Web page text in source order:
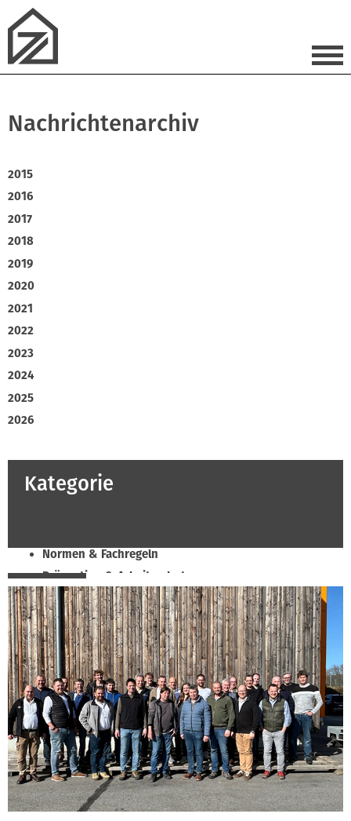
Nachrichtenarchiv
2015
2016
2017
2018
2019
2020
2021
2022
2023
2024
2025
2026
Kategorie
Normen & Fachregeln
Prävention & Arbeitsschutz
Recht & Wirtschaft
Soziales & Tarifpolitik
Verband & Innungen
Innung